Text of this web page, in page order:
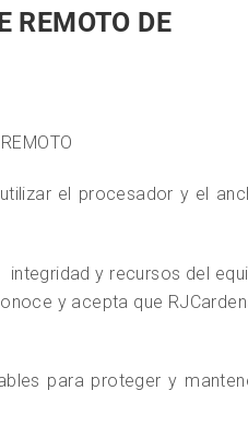
REMOTO DE
el procesador y el
y recursos del
y acepta que
para proteger y